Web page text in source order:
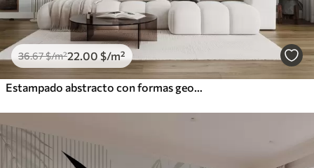
36.67$/m²22 .00 $/m²